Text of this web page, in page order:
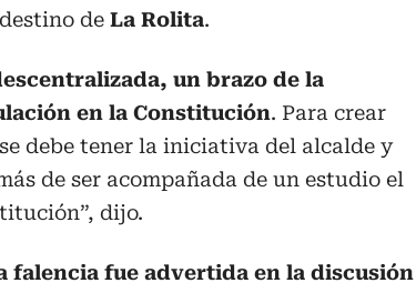
de La Rolita.
un brazo de la
en la Constitución. Para crear
debe tener la iniciativa del alcalde y
de ser acompañada de un estudio el
dijo.
falencia fue advertida en la discusión